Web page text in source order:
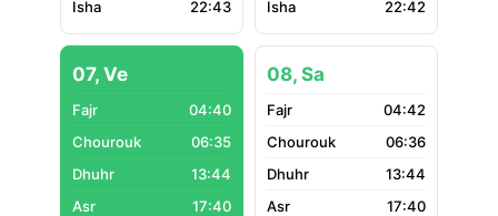
22:43
22:42
07, Ve
04:40
06:35
13:44
17:40
08, Sa
04:42
06:36
13:44
17:40